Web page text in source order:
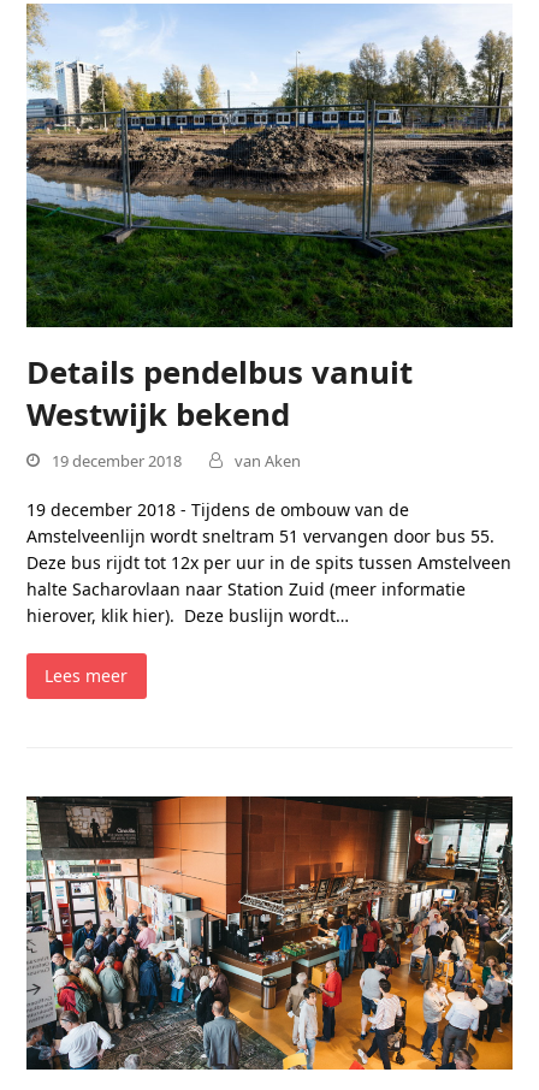
Details pendelbus vanuit
Westwijk bekend
19 december 2018 van Aken
19 december 2018 - Tijdens de ombouw van de
Amstelveenlijn wordt sneltram 51 vervangen door bus 55.
Deze bus rijdt tot 12x per uur in de spits tussen Amstelveen
halte Sacharovlaan naar Station Zuid (meer informatie
hierover, klik hier). Deze buslijn wordt…
Lees meer